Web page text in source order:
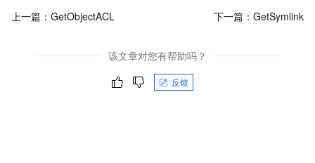
上一篇： GetObjectACL 下一篇： GetSymlink
该文章对您有帮助吗？
反馈